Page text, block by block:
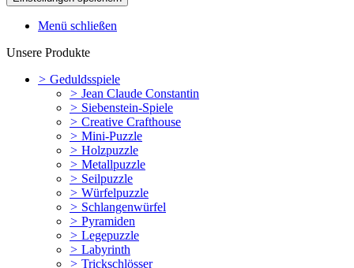
Menü schließen
Unsere Produkte
> Geduldsspiele
> Jean Claude Constantin
> Siebenstein-Spiele
> Creative Crafthouse
> Mini-Puzzle
> Holzpuzzle
> Metallpuzzle
> Seilpuzzle
> Würfelpuzzle
> Schlangenwürfel
> Pyramiden
> Legepuzzle
> Labyrinth
> Trickschlösser